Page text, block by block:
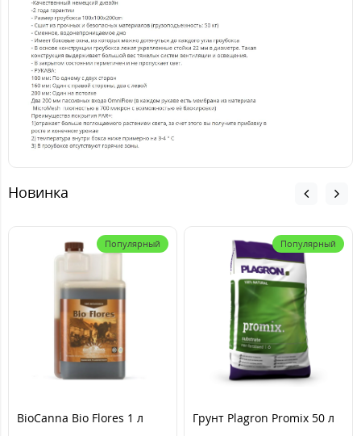
Новинка
Популярный
BioCanna Bio Flores 1 л
Популярный
Грунт Plagron Promix 50 л